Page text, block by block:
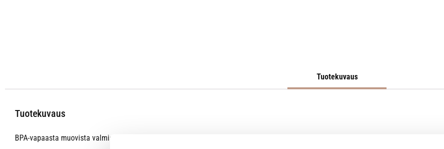
Tuotekuvaus
Tuotekuvaus
BPA-vapaasta muovista valmistettu mitta-astia selkeällä mitta-asteikoilla 0,5-3dl. Astia kestää myös kuumaa +90°C ja sen voi